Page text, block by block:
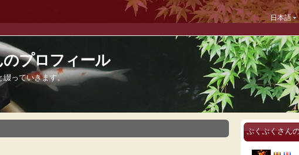
日本語
プロフィール
綴っていきます。
ぷくぷくさん